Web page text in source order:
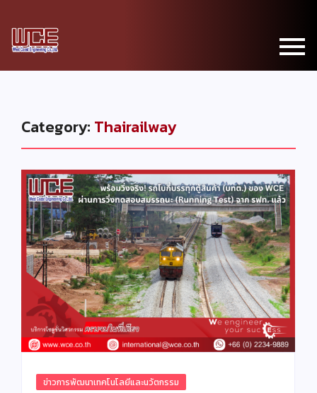
Category: Thairailway
ข่าวการพัฒนาเทคโนโลยีและนวัตกรรม